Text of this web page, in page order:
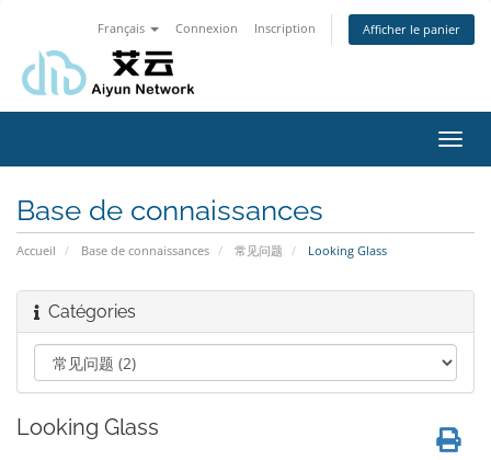
Français Connexion Inscription Afficher le panier
la
Base de connaissances
Accueil Base de connaissances 常见问题 Looking Glass
Catégories
Looking Glass